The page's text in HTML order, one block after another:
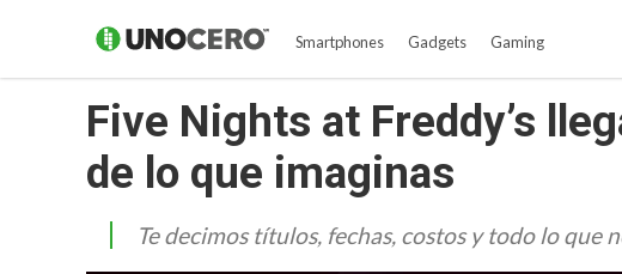
Smartphones Gadgets Gaming
Five Nights at Freddy’s
de lo que imaginas
Te decimos títulos, fechas, costos y todo lo que